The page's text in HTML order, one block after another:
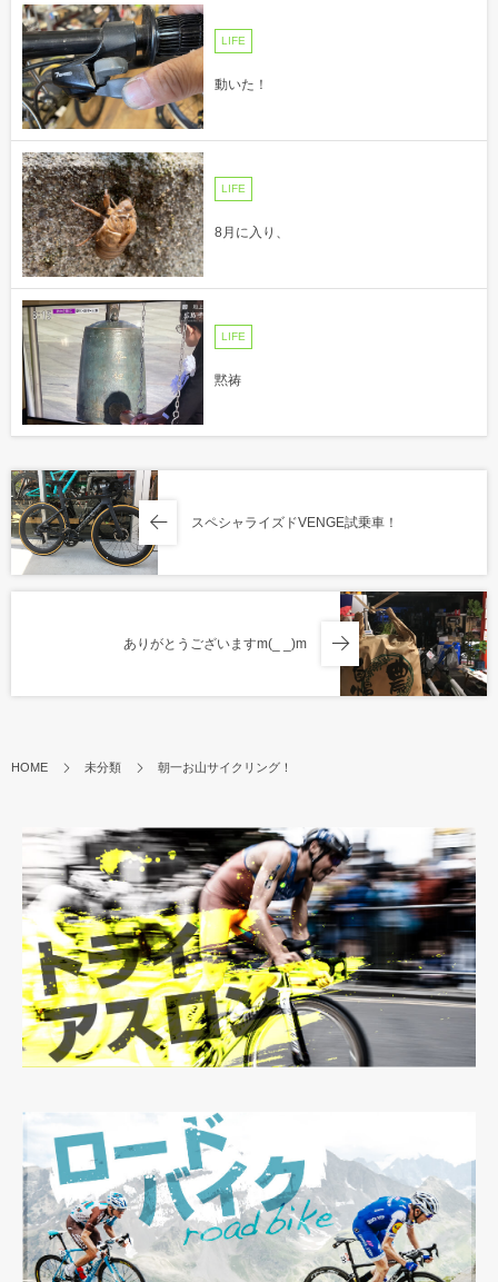
LIFE
動いた！
LIFE
8月に入り、
LIFE
黙祷
スペシャライズドVENGE試乗車！
ありがとうございますm(_ _)m
HOME 未分類 朝一お山サイクリング！